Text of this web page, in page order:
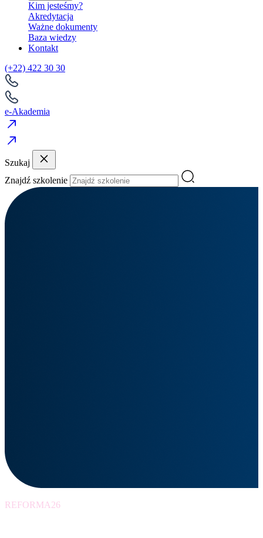
Kim jesteśmy?
Akredytacja
Ważne dokumenty
Baza wiedzy
Kontakt
(+22) 422 30 30
e-Akademia
Szukaj
Znajdź szkolenie
REFORMA26